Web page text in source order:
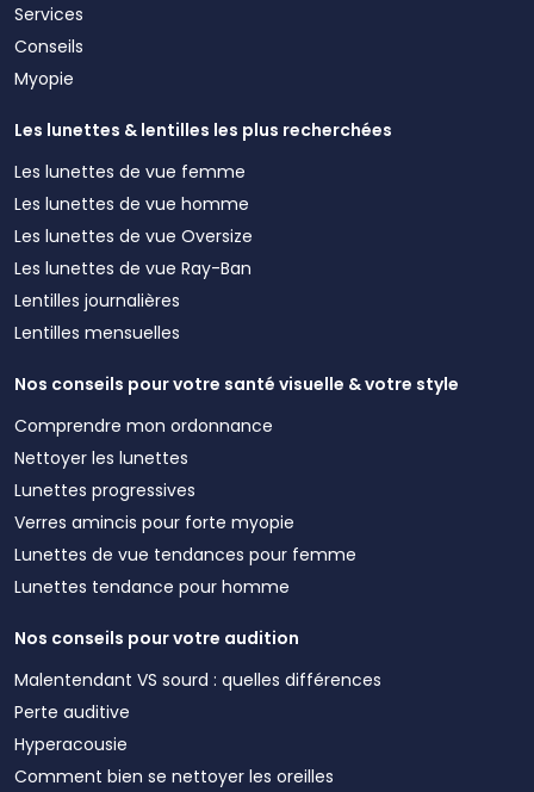
Services
Conseils
Myopie
Les lunettes & lentilles les plus recherchées
Les lunettes de vue femme
Les lunettes de vue homme
Les lunettes de vue Oversize
Les lunettes de vue Ray-Ban
Lentilles journalières
Lentilles mensuelles
Nos conseils pour votre santé visuelle & votre style
Comprendre mon ordonnance
Nettoyer les lunettes
Lunettes progressives
Verres amincis pour forte myopie
Lunettes de vue tendances pour femme
Lunettes tendance pour homme
Nos conseils pour votre audition
Malentendant VS sourd : quelles différences
Perte auditive
Hyperacousie
Comment bien se nettoyer les oreilles